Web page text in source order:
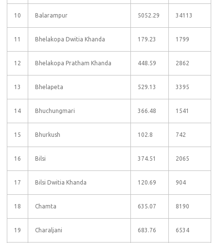
10 Balarampur 5052.29 34113
11 Bhelakopa Dwitia Khanda 179.23 1799
12 Bhelakopa Pratham Khanda 448.59 2862
13 Bhelapeta 529.13 3395
14 Bhuchungmari 366.48 1541
15 Bhurkush 102.8 742
16 Bilsi 374.51 2065
17 Bilsi Dwitia Khanda 120.69 904
18 Chamta 635.07 8190
19 Charaljani 683.76 6534